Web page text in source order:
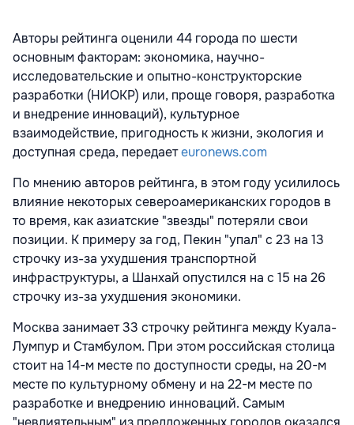
Авторы рейтинга оценили 44 города по шести
основным факторам: экономика, научно-
исследовательские и опытно-конструкторские
разработки (НИОКР) или, проще говоря, разработка
и внедрение инноваций), культурное
взаимодействие, пригодность к жизни, экология и
доступная среда, передаетeuronews.com
По мнению авторов рейтинга, в этом году усилилось
влияние некоторых североамериканских городов в
то время, как азиатские "звезды" потеряли свои
позиции. К примеру за год, Пекин "упал" с 23 на 13
строчку из-за ухудшения транспортной
инфраструктуры, а Шанхай опустился на с 15 на 26
строчку из-за ухудшения экономики.
Москва занимает 33 строчку рейтинга между Куала-
Лумпур и Стамбулом. При этом российская столица
стоит на 14-м месте по доступности среды, на 20-м
месте по культурному обмену и на 22-м месте по
разработке и внедрению инноваций. Самым